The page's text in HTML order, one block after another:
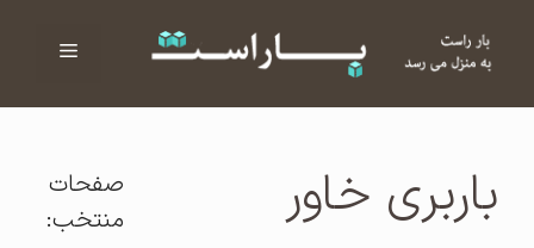
فهرست
باربری خاور
صفحات
منتخب: